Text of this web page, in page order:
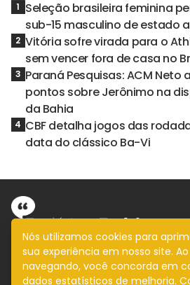
1 Seleção brasileira feminina
sub-15 masculino de estado
2 Vitória sofre virada para o
sem vencer fora de casa no
3 Paraná Pesquisas: ACM Neto
pontos sobre Jerônimo na
da Bahia
4 CBF detalha jogos das
data do clássico Ba-Vi
Informação com imparcialidade
SIGA
Nós utilizamos cookies para
sua experiência em nosso site.
navegando, você concorda em
dados estatísticos de melhoria.